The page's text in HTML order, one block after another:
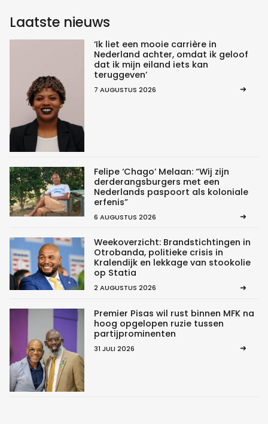
Laatste nieuws
‘Ik liet een mooie carrière in
Nederland achter, omdat ik geloof
dat ik mijn eiland iets kan
teruggeven’
7 AUGUSTUS 2026
Felipe ‘Chago’ Melaan: “Wij zijn
derderangsburgers met een
Nederlands paspoort als koloniale
erfenis”
6 AUGUSTUS 2026
Weekoverzicht: Brandstichtingen in
Otrobanda, politieke crisis in
Kralendijk en lekkage van stookolie
op Statia
2 AUGUSTUS 2026
Premier Pisas wil rust binnen MFK na
hoog opgelopen ruzie tussen
partijprominenten
31 JULI 2026